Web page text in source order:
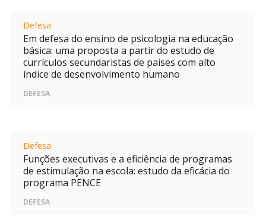
Defesa
Em defesa do ensino de psicologia na educação
básica: uma proposta a partir do estudo de
currículos secundaristas de países com alto
índice de desenvolvimento humano
DEFESA
Defesa
Funções executivas e a eficiência de programas
de estimulação na escola: estudo da eficácia do
programa PENCE
DEFESA